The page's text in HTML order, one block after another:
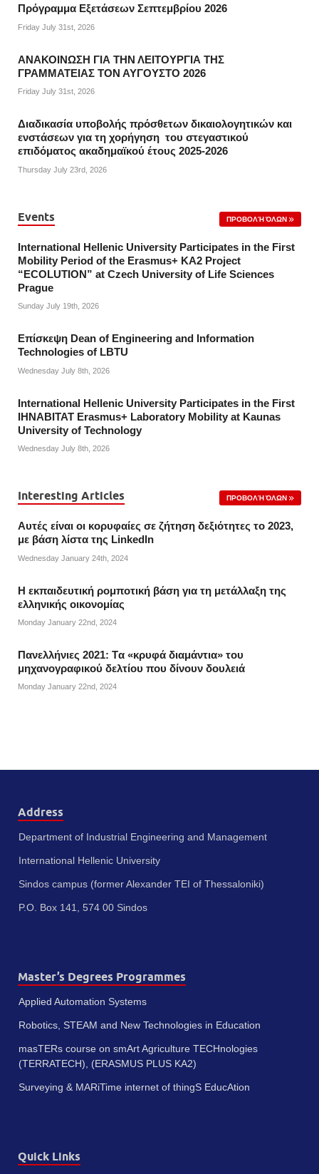
Πρόγραμμα Εξετάσεων Σεπτεμβρίου 2026
Friday July 31st, 2026
ΑΝΑΚΟΙΝΩΣΗ ΓΙΑ ΤΗΝ ΛΕΙΤΟΥΡΓΙΑ ΤΗΣ
ΓΡΑΜΜΑΤΕΙΑΣ ΤΟΝ ΑΥΓΟΥΣΤΟ 2026
Friday July 31st, 2026
Διαδικασία υποβολής πρόσθετων δικαιολογητικών και
ενστάσεων για τη χορήγηση του στεγαστικού
επιδόματος ακαδημαϊκού έτους 2025-2026
Thursday July 23rd, 2026
Events ΠΡΟΒΟΛΉ ΌΛΩΝ
International Hellenic University Participates in the First
Mobility Period of the Erasmus+ KA2 Project
“ECOLUTION” at Czech University of Life Sciences
Prague
Sunday July 19th, 2026
Επίσκεψη Dean of Engineering and Information
Technologies of LBTU
Wednesday July 8th, 2026
International Hellenic University Participates in the First
IHNABITAT Erasmus+ Laboratory Mobility at Kaunas
University of Technology
Wednesday July 8th, 2026
Interesting Articles ΠΡΟΒΟΛΉ ΌΛΩΝ
Αυτές είναι οι κορυφαίες σε ζήτηση δεξιότητες το 2023,
με βάση λίστα της Linkedln
Wednesday January 24th, 2024
Η εκπαιδευτική ρομποτική βάση για τη μετάλλαξη της
ελληνικής οικονομίας
Monday January 22nd, 2024
Πανελλήνιες 2021: Tα «κρυφά διαμάντια» του
μηχανογραφικού δελτίου που δίνουν δουλειά
Monday January 22nd, 2024
Address
Department of Industrial Engineering and Management
International Hellenic University
Sindos campus (former Alexander TEI of Thessaloniki)
P.O. Box 141, 574 00 Sindos
Master’s Degrees Programmes
Applied Automation Systems
Robotics, STEAM and New Technologies in Education
masTERs course on smArt Agriculture TECHnologies
(TERRATECH), (ERASMUS PLUS KA2)
Surveying & MARiTime internet of thingS EducAtion
Quick Links